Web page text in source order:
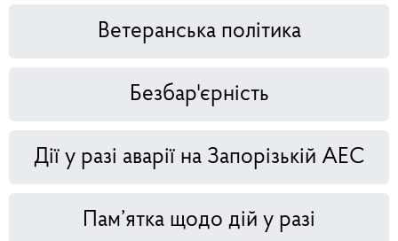
Ветеранська політика
Безбар'єрність
Дії у разі аварії на Запорізькій АЕС
Пам’ятка щодо дій у разі